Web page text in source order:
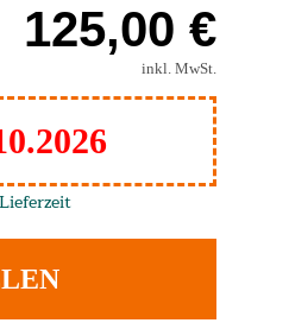
125,00 €
inkl. MwSt.